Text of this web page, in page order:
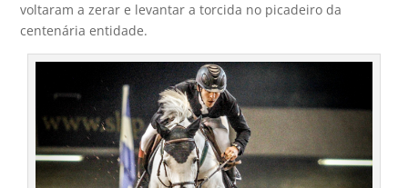
voltaram a zerar e levantar a torcida no picadeiro da
centenária entidade.